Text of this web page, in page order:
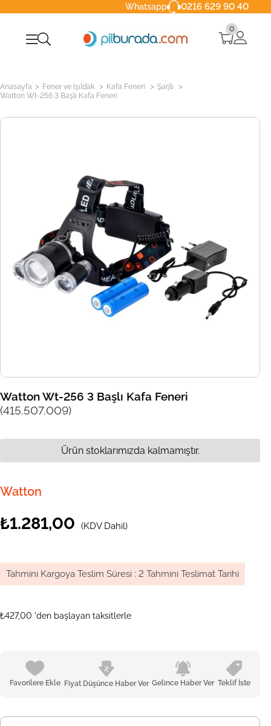
Whatsapp 0216 629 90 40
0
Anasayfa > Fener ve Işıldak > Kafa Feneri > Şarjlı >
Watton Wt-256 3 Başlı Kafa Feneri
Watton Wt-256 3 Başlı Kafa Feneri
(415.507.009)
Watton
₺1.281,00 (KDV Dahil)
Tahmini Kargoya Teslim Süresi : 2 Tahmini Teslimat Tarihi
₺427,00 'den başlayan taksitlerle
Favorilere Ekle Fiyat Düşünce Haber Ver Gelince Haber Ver Teklif İste
Ürün stoklarımızda kalmamıştır.